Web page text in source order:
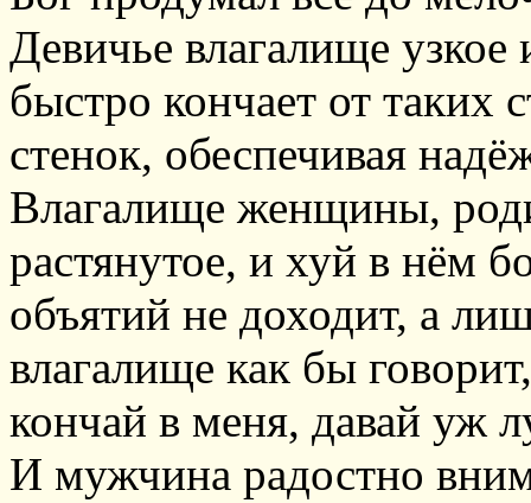
Девичье влагалище
быстро кончает от таких
стенок, обеспечивая
Влагалище женщины,
растянутое, и хуй в нём
объятий не доходит, а
влагалище как бы
кончай в меня, давай уж
И мужчина радостно